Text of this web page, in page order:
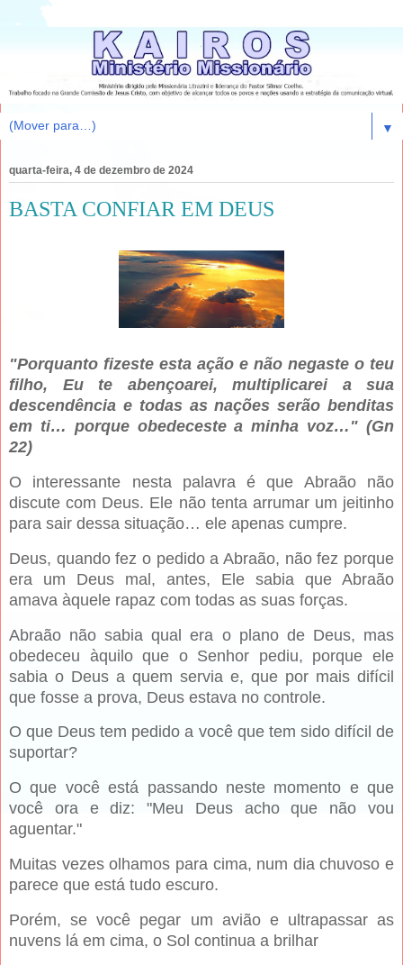
▼
quarta-feira, 4 de dezembro de 2024
BASTA CONFIAR EM DEUS
"Porquanto fizeste esta ação e não negaste o teu
filho, Eu te abençoarei, multiplicarei a sua
descendência e todas as nações serão benditas
em ti… porque obedeceste a minha voz…" (Gn
22)
O interessante nesta palavra é que Abraão não
discute com Deus. Ele não tenta arrumar um jeitinho
para sair dessa situação… ele apenas cumpre.
Deus, quando fez o pedido a Abraão, não fez porque
era um Deus mal, antes, Ele sabia que Abraão
amava àquele rapaz com todas as suas forças.
Abraão não sabia qual era o plano de Deus, mas
obedeceu àquilo que o Senhor pediu, porque ele
sabia o Deus a quem servia e, que por mais difícil
que fosse a prova, Deus estava no controle.
O que Deus tem pedido a você que tem sido difícil de
suportar?
O que você está passando neste momento e que
você ora e diz: "Meu Deus acho que não vou
aguentar."
Muitas vezes olhamos para cima, num dia chuvoso e
parece que está tudo escuro.
Porém, se você pegar um avião e ultrapassar as
nuvens lá em cima, o Sol continua a brilhar